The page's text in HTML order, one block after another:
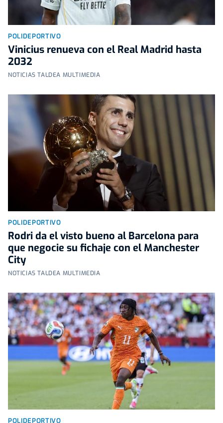
POLIDEPORTIVO
Vinicius renueva con el Real Madrid hasta
2032
NOTICIAS TALDEA MULTIMEDIA
POLIDEPORTIVO
Rodri da el visto bueno al Barcelona para
que negocie su fichaje con el Manchester
City
NOTICIAS TALDEA MULTIMEDIA
POLIDEPORTIVO